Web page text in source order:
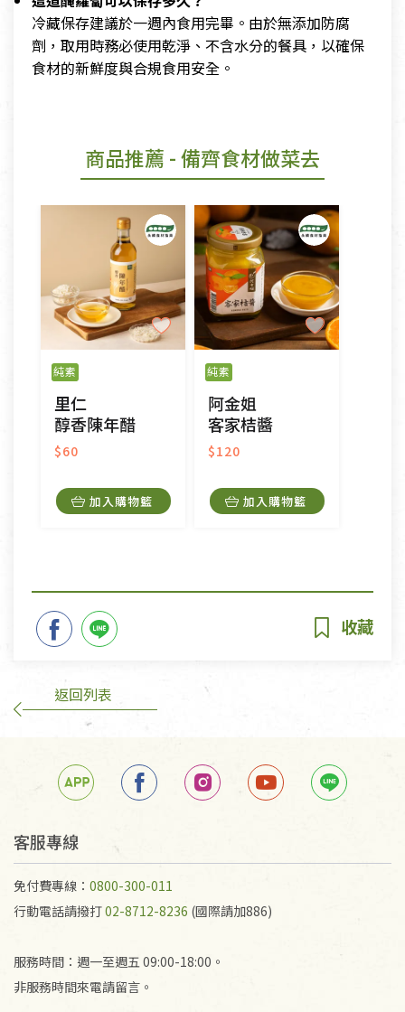
冷藏保存建議於一週內食用完畢。由於無添加防腐
劑，取用時務必使用乾淨、不含水分的餐具，以確保
食材的新鮮度與合規食用安全。
商品推薦 - 備齊食材做菜去
純素
里仁
醇香陳年醋
$60
加入購物籃
純素
阿金姐
客家桔醬
$120
加入購物籃
返回列表
客服專線
免付費專線： 0800-300-011
行動電話請撥打02-8712-8236 (國際請加886)
服務時間：週一至週五 09:00-18:00。
非服務時間來電請留言。